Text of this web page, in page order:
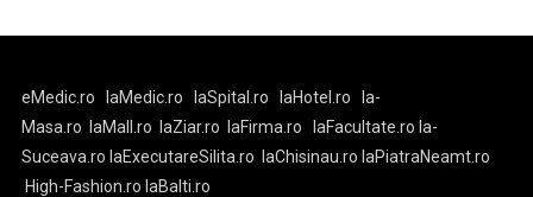
eMedic.ro laMedic.ro laSpital.ro laHotel.ro
la-
Masa.ro
laMall.ro laZiar.ro laFirma.ro laFacultate.ro la-
Suceava.ro laExecutareSilita.ro laChisinau.ro laPiatraNeamt.ro
High-Fashion.ro laBalti.ro